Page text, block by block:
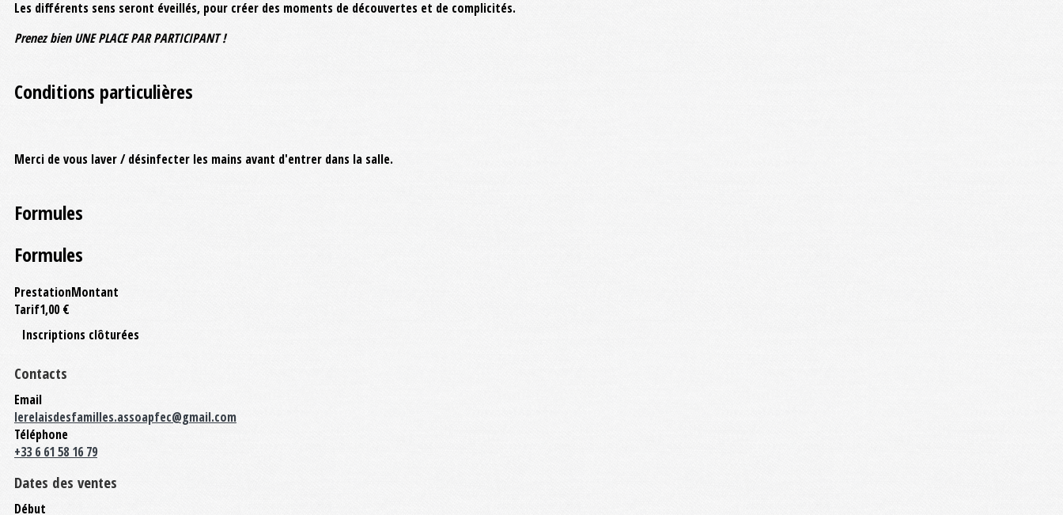
Les différents sens seront éveillés, pour créer des moments de découvertes et de complicités.
Prenez bien UNE PLACE PAR PARTICIPANT !
Conditions particulières
Merci de vous laver / désinfecter les mains avant d'entrer dans la salle.
Formules
Formules
PrestationMontant
Tarif1,00 €
Inscriptions clôturées
Contacts
Email
lerelaisdesfamilles.assoapfec@gmail.com
Téléphone
+33 6 61 58 16 79
Dates des ventes
Début